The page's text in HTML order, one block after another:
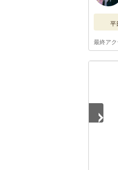
平
最終ア